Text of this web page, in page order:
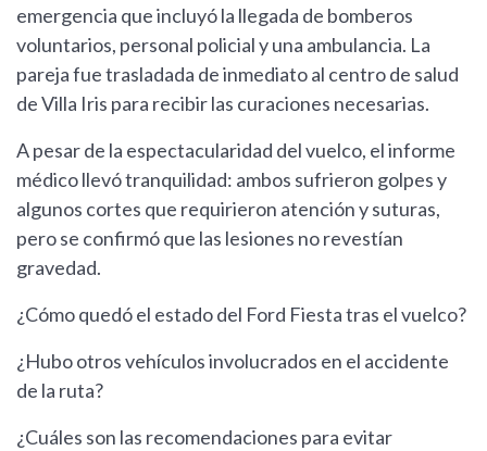
emergencia que incluyó la llegada de bomberos
voluntarios, personal policial y una ambulancia. La
pareja fue trasladada de inmediato al centro de salud
de Villa Iris para recibir las curaciones necesarias.
A pesar de la espectacularidad del vuelco, el informe
médico llevó tranquilidad: ambos sufrieron golpes y
algunos cortes que requirieron atención y suturas,
pero se confirmó que las lesiones no revestían
gravedad.
¿Cómo quedó el estado del Ford Fiesta tras el vuelco?
¿Hubo otros vehículos involucrados en el accidente
de la ruta?
¿Cuáles son las recomendaciones para evitar